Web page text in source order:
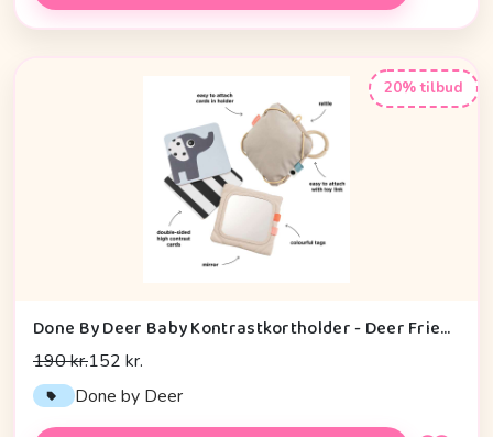
20% tilbud
Done By Deer Baby Kontrastkortholder - Deer Friends - Sand
190 kr.152 kr.
Done by Deer